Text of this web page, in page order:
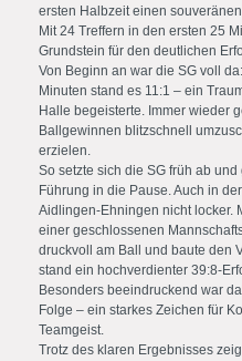
ersten Halbzeit einen
Mit 24 Treffern in den ersten 25
Grundstein für den deutlichen
Von Beginn an war die SG voll
Minuten stand es 11:1 – ein
Halle begeisterte. Immer wieder
Ballgewinnen blitzschnell
erzielen.
So setzte sich die SG früh ab
Führung in die Pause. Auch in
Aidlingen-Ehningen nicht locker.
einer geschlossenen
druckvoll am Ball und baute den
stand ein hochverdienter 39:8-
Besonders beeindruckend war
Folge – ein starkes Zeichen für
Teamgeist.
Trotz des klaren Ergebnisses